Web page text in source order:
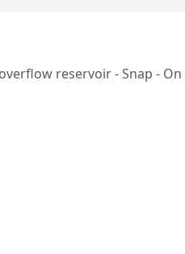
overflow reservoir - Snap -